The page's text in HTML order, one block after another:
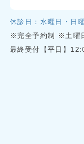
休診日：水曜日・日
※完全予約制 ※土曜
最終受付【平日】